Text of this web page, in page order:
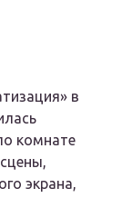
в
комнате
экрана,